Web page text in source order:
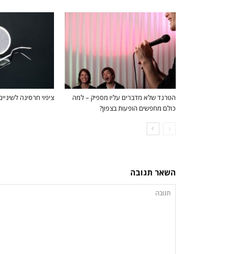
הטרנד שלא מדברים עליו מספיק – למה
כולם מחפשים הופעות בצפון?
ציפוי חרסינה
השאר תגובה